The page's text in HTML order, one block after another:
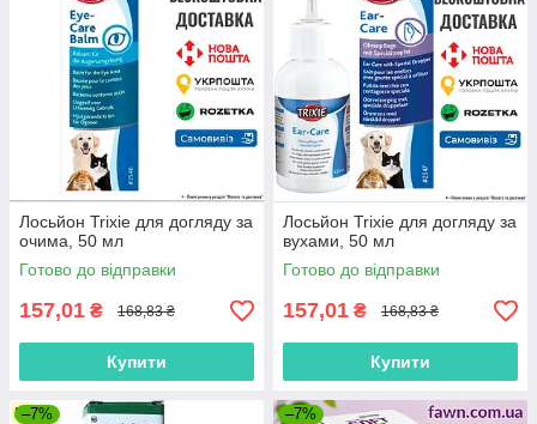
Лосьйон Trixie для догляду за
очима, 50 мл
Готово до відправки
157,01 ₴ 168,83 ₴
Купити
Лосьйон Trixie для догляду за
вухами, 50 мл
Готово до відправки
157,01 ₴ 168,83 ₴
Купити
–7% –7%